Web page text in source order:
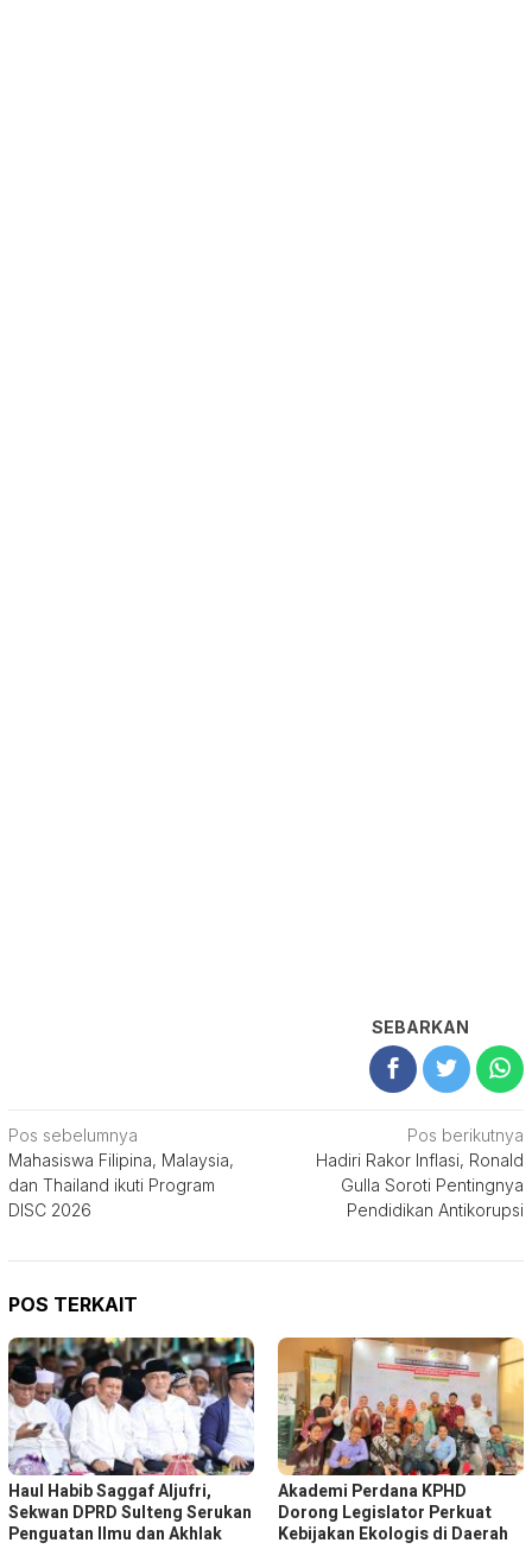
SEBARKAN
Navigasi
pos
Pos sebelumnya
Mahasiswa Filipina, Malaysia,
dan Thailand ikuti Program
DISC 2026
Pos berikutnya
Hadiri Rakor Inflasi, Ronald
Gulla Soroti Pentingnya
Pendidikan Antikorupsi
POS TERKAIT
Haul Habib Saggaf Aljufri,
Sekwan DPRD Sulteng Serukan
Penguatan Ilmu dan Akhlak
Akademi Perdana KPHD
Dorong Legislator Perkuat
Kebijakan Ekologis di Daerah